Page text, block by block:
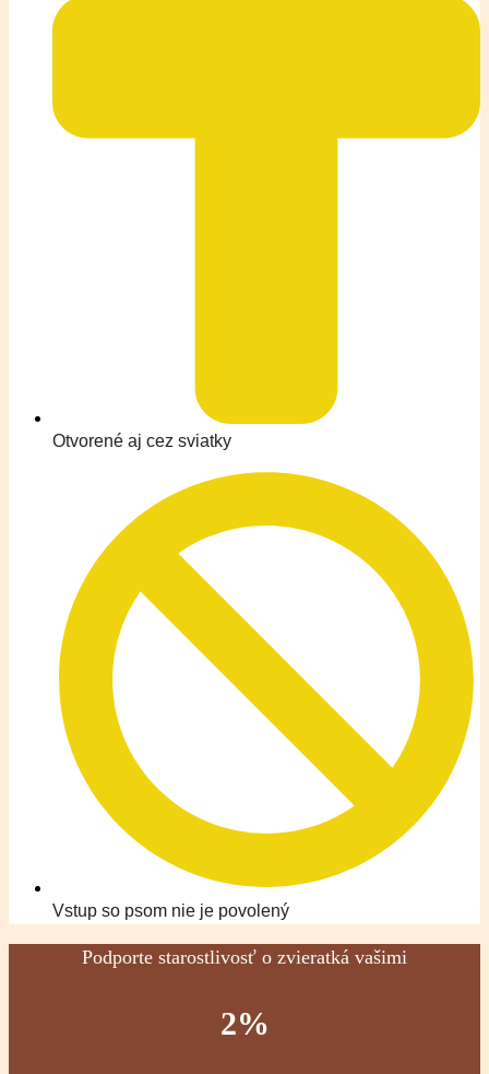
Otvorené aj cez sviatky
Vstup so psom nie je povolený
Podporte starostlivosť o zvieratká vašimi
2%